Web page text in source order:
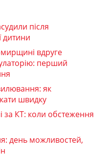
після
дитини
вдруге
перший
як
швидку
за КТ: коли обстеження
день можливостей,